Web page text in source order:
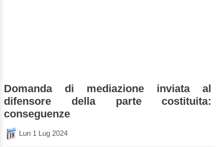
Domanda di mediazione inviata al
difensore della parte costituita:
conseguenze
Lun 1 Lug 2024